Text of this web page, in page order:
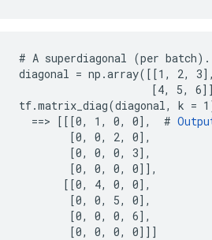
# A superdiagonal (per batch).
diagonal = np.array([[1, 2,
[4, 5,
tf.matrix_diag(diagonal, k =
  ==> [[[0, 1, 0, 0],  #
        [0, 0, 2, 0],
        [0, 0, 0, 3],
        [0, 0, 0, 0]],
       [[0, 4, 0, 0],
        [0, 0, 5, 0],
        [0, 0, 0, 6],
        [0, 0, 0, 0]]]